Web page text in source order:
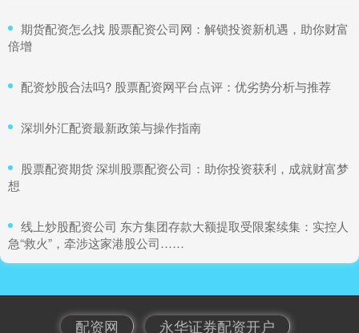
​期货配资怎么找 股票配资公司网：解锁投资新机遇，助你财富
倍增
​配资炒股合法吗? 股票配资网平台点评：优劣势分析与推荐
​深圳外汇配资最新政策与操作指南
​股票配资期货 深圳股票配资公司：助你投资获利，成就财富梦
想
​线上炒股配资公司 东方集团存款大额提取受限案续集：实控人
急“救火”，牵涉这家港股公司……
配资网 永华证券配资开户